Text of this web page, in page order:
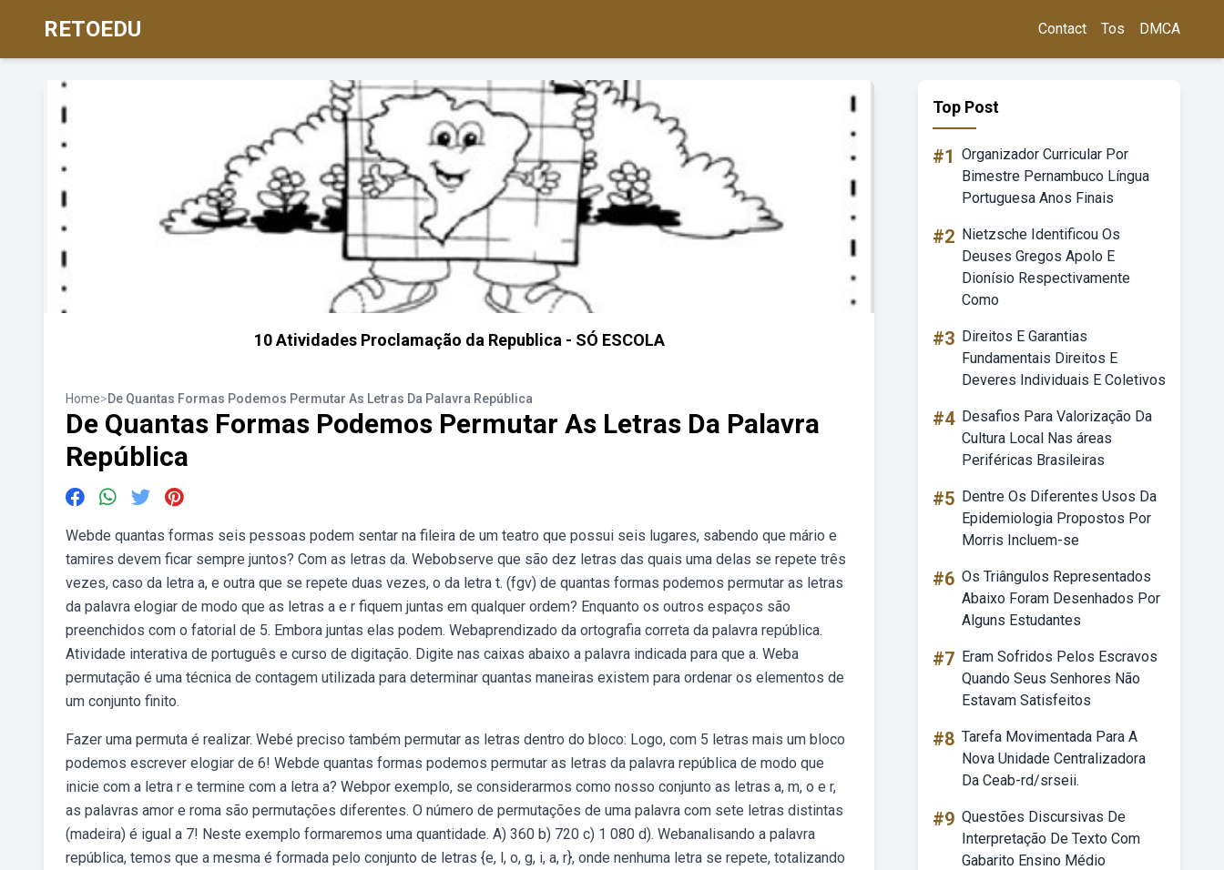
RETOEDU Contact Tos DMCA
10 Atividades Proclamação da Republica - SÓ ESCOLA
Home>De Quantas Formas Podemos Permutar As Letras Da Palavra República
De Quantas Formas Podemos Permutar As Letras Da Palavra
República
Webde quantas formas seis pessoas podem sentar na fileira de um teatro que possui seis lugares, sabendo que mário e
tamires devem ficar sempre juntos? Com as letras da. Webobserve que são dez letras das quais uma delas se repete três
vezes, caso da letra a, e outra que se repete duas vezes, o da letra t. (fgv) de quantas formas podemos permutar as letras
da palavra elogiar de modo que as letras a e r fiquem juntas em qualquer ordem? Enquanto os outros espaços são
preenchidos com o fatorial de 5. Embora juntas elas podem. Webaprendizado da ortografia correta da palavra república.
Atividade interativa de português e curso de digitação. Digite nas caixas abaixo a palavra indicada para que a. Weba
permutação é uma técnica de contagem utilizada para determinar quantas maneiras existem para ordenar os elementos de
um conjunto finito.
Fazer uma permuta é realizar. Webé preciso também permutar as letras dentro do bloco: Logo, com 5 letras mais um bloco
podemos escrever elogiar de 6! Webde quantas formas podemos permutar as letras da palavra república de modo que
inicie com a letra r e termine com a letra a? Webpor exemplo, se considerarmos como nosso conjunto as letras a, m, o e r,
as palavras amor e roma são permutações diferentes. O número de permutações de uma palavra com sete letras distintas
(madeira) é igual a 7! Neste exemplo formaremos uma quantidade. A) 360 b) 720 c) 1 080 d). Webanalisando a palavra
república, temos que a mesma é formada pelo conjunto de letras {e, l, o, g, i, a, r}, onde nenhuma letra se repete, totalizando
Top Post
#1 Organizador Curricular Por
Bimestre Pernambuco Língua
Portuguesa Anos Finais
#2 Nietzsche Identificou Os
Deuses Gregos Apolo E
Dionísio Respectivamente
Como
#3 Direitos E Garantias
Fundamentais Direitos E
Deveres Individuais E Coletivos
#4 Desafios Para Valorização Da
Cultura Local Nas áreas
Periféricas Brasileiras
#5 Dentre Os Diferentes Usos Da
Epidemiologia Propostos Por
Morris Incluem-se
#6 Os Triângulos Representados
Abaixo Foram Desenhados Por
Alguns Estudantes
#7 Eram Sofridos Pelos Escravos
Quando Seus Senhores Não
Estavam Satisfeitos
#8 Tarefa Movimentada Para A
Nova Unidade Centralizadora
Da Ceab-rd/srseii.
#9 Questões Discursivas De
Interpretação De Texto Com
Gabarito Ensino Médio